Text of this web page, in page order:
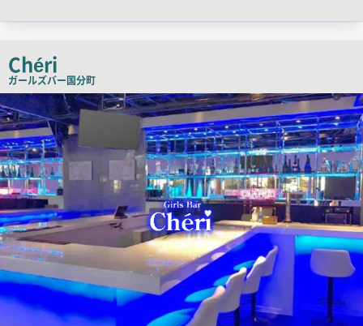
ッ
コ
ピ
ー
Chéri
ガールズバー国分町
店
舗
PR
画
像